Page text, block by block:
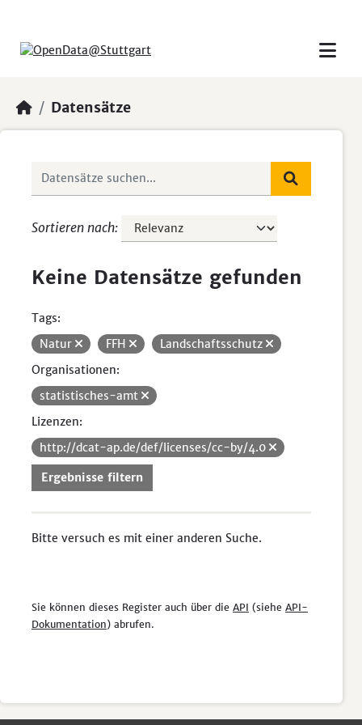
Datensätze
Sortieren nach
Keine Datensätze gefunden
Tags:
Natur
FFH
Landschaftsschutz
Organisationen:
statistisches-amt
Lizenzen:
http://dcat-ap.de/def/licenses/cc-by/4.0
Ergebnisse filtern
Bitte versuch es mit einer anderen Suche.
Sie können dieses Register auch über die API (siehe API-
Dokumentation) abrufen.